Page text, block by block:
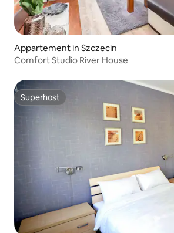
Appartement in Szczecin
Comfort Studio River House
Superhost
Superhost